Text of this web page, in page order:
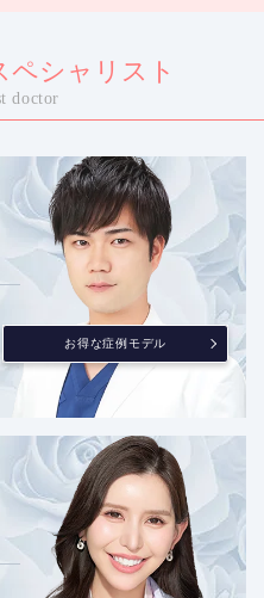
ペシャリスト
doctor
お得な症例モデル